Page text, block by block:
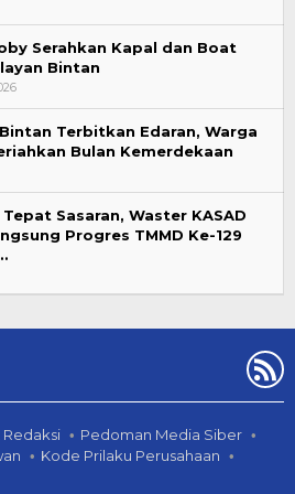
Serahkan Kapal dan Boat
Bintan
Terbitkan Edaran, Warga
Bulan Kemerdekaan
Sasaran, Waster KASAD
Progres TMMD Ke-129
Redaksi
Pedoman Media Siber
Kode Prilaku Perusahaan